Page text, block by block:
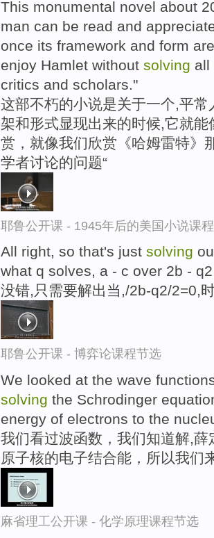
This monumental novel about
man can be read and
once its framework and form
enjoy Hamlet without solving all
critics and scholars."
这部不朽的小说是关于一个,平
架和形式显现出来的时候,它就
赏，就像我们欣赏《哈姆雷特》
学者讨论的问题“
耶鲁公开课 - 1945年后的美国小说课
All right, so that's just solving
what q solves, a - c over 2b -
没错,只需要解出当,/2b-q2/2=0,
耶鲁公开课 - 博弈论课程节选
We looked at the wave
solving the Schrodinger
energy of electrons to the
我们看过波函数，我们知道解,
原子核的电子结合能，所以我们
麻省理工公开课 - 化学原理课程节选